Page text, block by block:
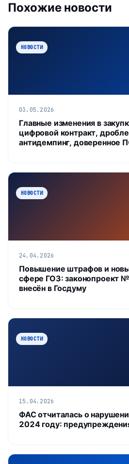
Похожие новости
НОВОСТИ
03.05.2026
Главные изменения в
цифровой контракт,
антидемпинг, доверенное
НОВОСТИ
24.04.2026
Повышение штрафов и
сфере ГОЗ: законопроект
внесён в Госдуму
НОВОСТИ
15.04.2026
ФАС отчиталась о
2024 году: